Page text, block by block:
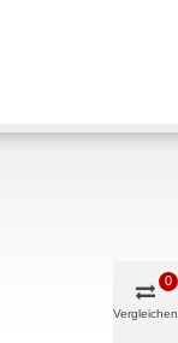
Vergleichen
0